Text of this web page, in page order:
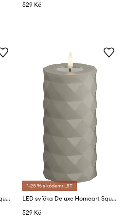
529 Kč
LED svíčka Deluxe Homeart Square Bloklys 7,5 x 12,5 cm
*-25 % s kódem: LST
LED svíčka Deluxe Homeart Square Bloklys 7,5 x 15 cm
529 Kč